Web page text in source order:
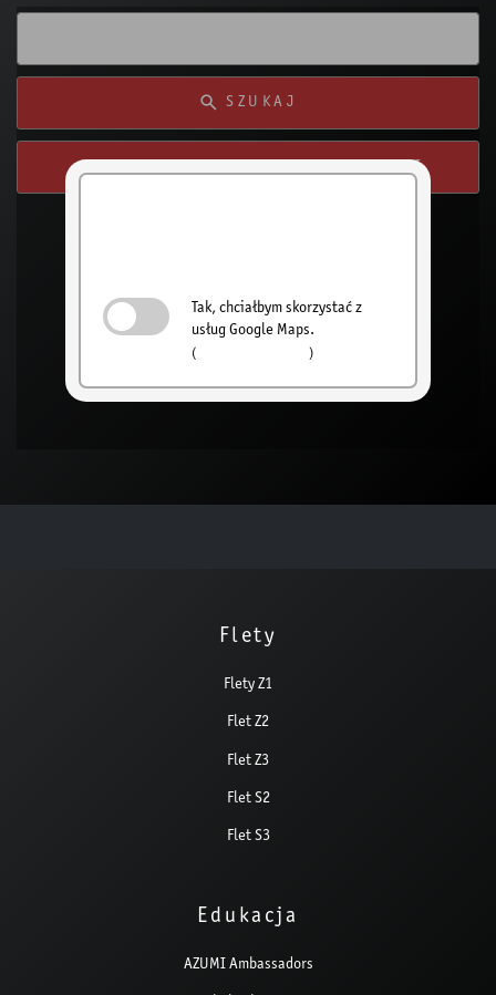
Tak, chciałbym skorzystać z
usług Google Maps.
( )
SZUKAJ
SWYSZUKAJ Z MOJEJ LOKALIZACJI
Flety
Flety Z1
Flet Z2
Flet Z3
Flet S2
Flet S3
Edukacja
AZUMI Ambassadors